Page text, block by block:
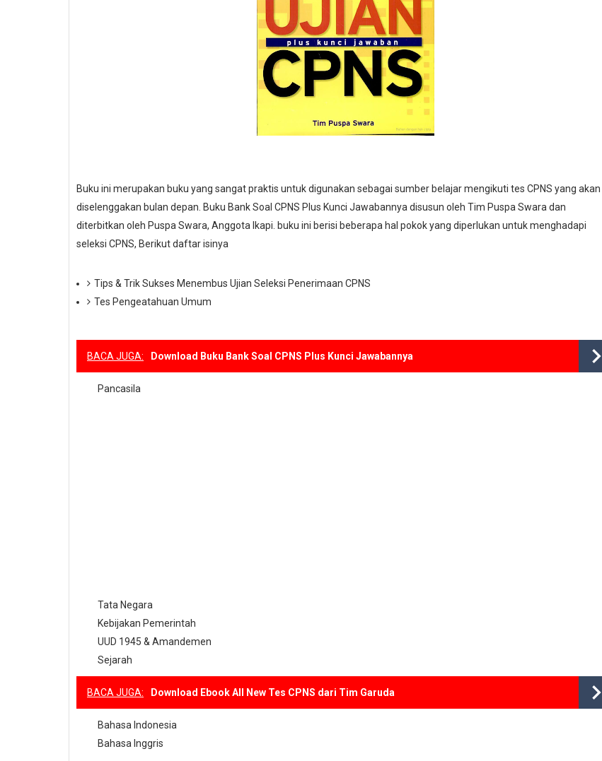
Buku ini merupakan buku yang sangat praktis untuk digunakan sebagai sumber belajar mengikuti tes CPNS yang akan
diselenggakan bulan depan. Buku Bank Soal CPNS Plus Kunci Jawabannya disusun oleh Tim Puspa Swara dan
diterbitkan oleh Puspa Swara, Anggota Ikapi. buku ini berisi beberapa hal pokok yang diperlukan untuk menghadapi
seleksi CPNS, Berikut daftar isinya
Tips & Trik Sukses Menembus Ujian Seleksi Penerimaan CPNS
Tes Pengeatahuan Umum
BACA JUGA: Download Buku Bank Soal CPNS Plus Kunci Jawabannya
Pancasila
Tata Negara
Kebijakan Pemerintah
UUD 1945 & Amandemen
Sejarah
BACA JUGA: Download Ebook All New Tes CPNS dari Tim Garuda
Bahasa Indonesia
Bahasa Inggris